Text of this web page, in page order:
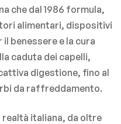
che dal 1986 formula,
alimentari, dispositivi
benessere e la cura
caduta dei capelli,
digestione, fino al
da raffreddamento.
realtà italiana, da oltre